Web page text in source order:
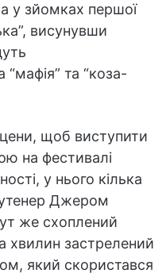
у зйомках першої
висунувши
та “коза-
щоб виступити
на фестивалі
у нього кілька
Джером
же схоплений
хвилин застрелений
який скористався